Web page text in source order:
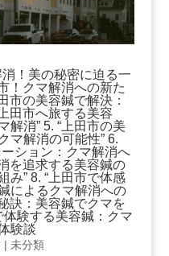
！美の秘密に迫る一
！クマ解消への新た
市の美容鍼で解決：
田市へ旅する美容
解消” 5. “上田市の美
マ解消の可能性” 6.
ション：クマ解消へ
を追求する美容鍼の
み” 8. “上田市で体感
によるクマ解消への
訣：美容鍼でクマを
体験する美容鍼：クマ
験談
| 未分類